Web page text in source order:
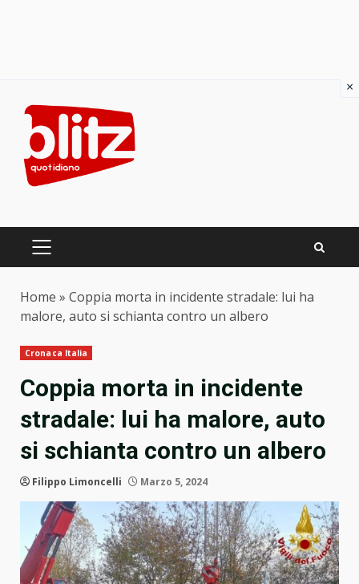
content
PRIMARY
Home » Coppia morta in incidente stradale: lui ha
malore, auto si schianta contro un albero
Cronaca Italia
Coppia morta in incidente
stradale: lui ha malore, auto
si schianta contro un albero
Filippo Limoncelli Marzo 5, 2024
×